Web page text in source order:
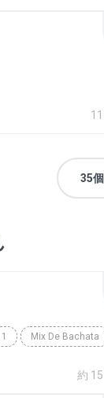
35
Mix De Bachata
約